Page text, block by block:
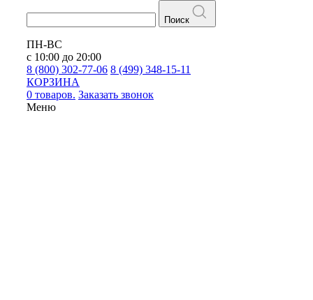
Поиск
ПН-ВС
с 10:00 до 20:00
8 (800) 302-77-06 8 (499) 348-15-11
КОРЗИНА
0 товаров. Заказать звонок
Меню